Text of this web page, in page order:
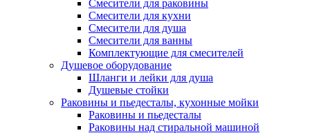
Смесители для раковины
Смесители для кухни
Смесители для душа
Смесители для ванны
Комплектующие для смесителей
Душевое оборудование
Шланги и лейки для душа
Душевые стойки
Раковины и пьедесталы, кухонные мойки
Раковины и пьедесталы
Раковины над стиральной машиной